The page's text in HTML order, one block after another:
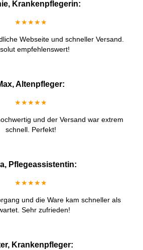
Krankenpflegerin:
★★★★★
Webseite und schneller Versand.
empfehlenswert!
Altenpfleger:
★★★★★
und der Versand war extrem
schnell. Perfekt!
Pflegeassistentin:
★★★★★
und die Ware kam schneller als
Sehr zufrieden!
Krankenpfleger: